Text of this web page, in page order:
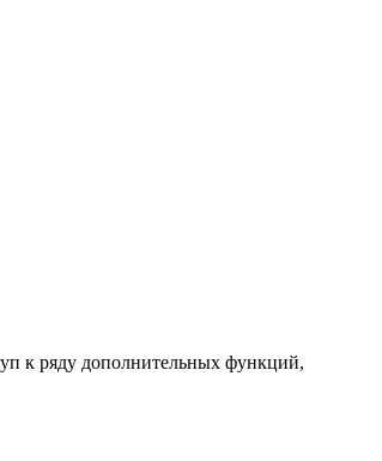
к ряду дополнительных функций,